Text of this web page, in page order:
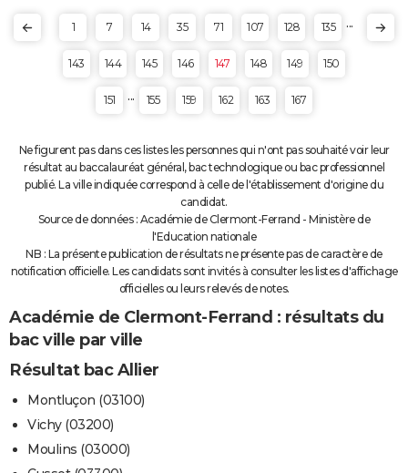
1 7 14 35 71 107 128 135 ...
143 144 145 146 147 148 149 150
151 ... 155 159 162 163 167
Ne figurent pas dans ces listes les personnes qui n'ont pas souhaité voir leur
résultat au baccalauréat général, bac technologique ou bac professionnel
publié. La ville indiquée correspond à celle de l'établissement d'origine du
candidat.
Source de données : Académie de Clermont-Ferrand - Ministère de
l'Education nationale
NB : La présente publication de résultats ne présente pas de caractère de
notification officielle. Les candidats sont invités à consulter les listes d'affichage
officielles ou leurs relevés de notes.
Académie de Clermont-Ferrand : résultats du
bac ville par ville
Résultat bac Allier
Montluçon (03100)
Vichy (03200)
Moulins (03000)